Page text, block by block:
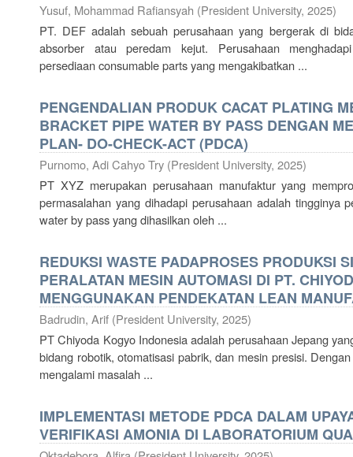
Yusuf, Mohammad Rafiansyah (President University, 2025)
PT. DEF adalah sebuah perusahaan yang bergerak di
absorber atau peredam kejut. Perusahaan
persediaan consumable parts yang mengakibatkan ...
PENGENDALIAN PRODUK CACAT PLATING
BRACKET PIPE WATER BY PASS DENGAN
PLAN- DO-CHECK-ACT (PDCA)
Purnomo, Adi Cahyo Try (President University, 2025)
PT XYZ merupakan perusahaan manufaktur yang
permasalahan yang dihadapi perusahaan adalah tingginya
water by pass yang dihasilkan oleh ...
REDUKSI WASTE PADAPROSES PRODUKSI
PERALATAN MESIN AUTOMASI DI PT.
MENGGUNAKAN PENDEKATAN LEAN
Badrudin, Arif (President University, 2025)
PT Chiyoda Kogyo Indonesia adalah perusahaan Jepang
bidang robotik, otomatisasi pabrik, dan mesin presisi.
mengalami masalah ...
IMPLEMENTASI METODE PDCA DALAM
VERIFIKASI AMONIA DI LABORATORIUM